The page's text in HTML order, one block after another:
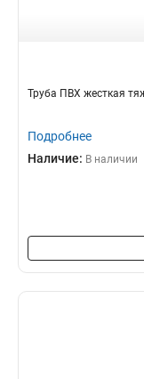
Труба ПВХ жесткая
Подробнее
Наличие: В наличии